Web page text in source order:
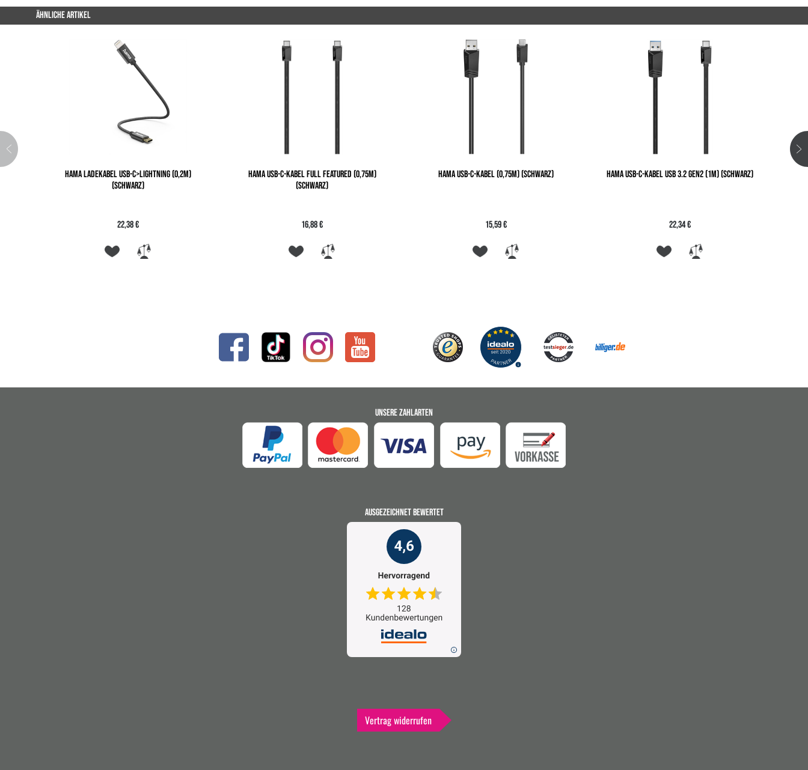
ÄHNLICHE ARTIKEL
HAMA LADEKABEL USB-C>LIGHTNING (0,2M)
(SCHWARZ)
22,38 €
HAMA USB-C-KABEL FULL FEATURED (0,75M)
(SCHWARZ)
16,88 €
HAMA USB-C-KABEL (0,75M) (SCHWARZ)
15,59 €
HAMA USB-C-KABEL USB 3.2 GEN2 (1M) (SCHWARZ)
22,34 €
UNSERE ZAHLARTEN
AUSGEZEICHNET BEWERTET
Vertrag widerrufen